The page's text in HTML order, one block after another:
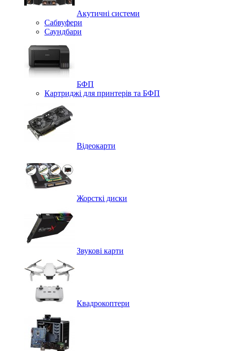
Акутичні системи
Сабвуфери
Саундбари
БФП
Картриджі для принтерів та БФП
Відеокарти
Жорсткі диски
Звукові карти
Квадрокоптери